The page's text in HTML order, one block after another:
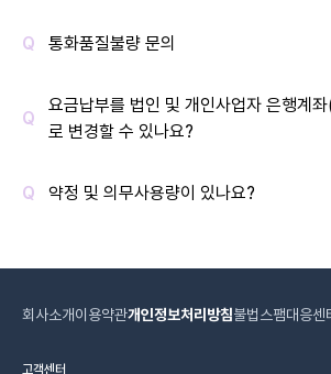
통화품질불량 문의
요금납부를 법인 및 개인사업자 은행계
로 변경할 수 있나요?
약정 및 의무사용량이 있나요?
회사소개이용약관개인정보처리방침불법스팸대응센
고객센터